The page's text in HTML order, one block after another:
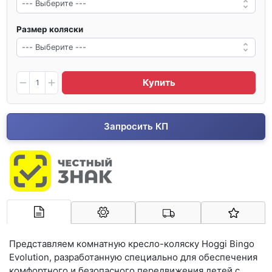
Размер коляски
Купить
Запросить КП
Арконт-Мед
Представляем комнатную кресло-коляску Hoggi Bingo
Evolution, разработанную специально для обеспечения